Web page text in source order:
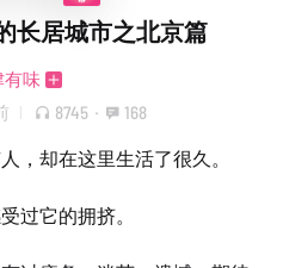
长居城市之北京篇
有味
8745 · 168
，却在这里生活了很久。
过它的拥挤。